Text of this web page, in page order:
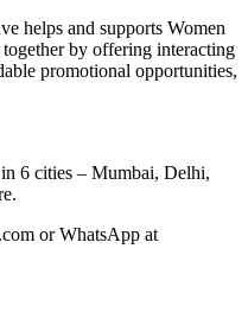
helps and supports Women
by offering interacting
promotional opportunities,
6 cities – Mumbai, Delhi,
or WhatsApp at